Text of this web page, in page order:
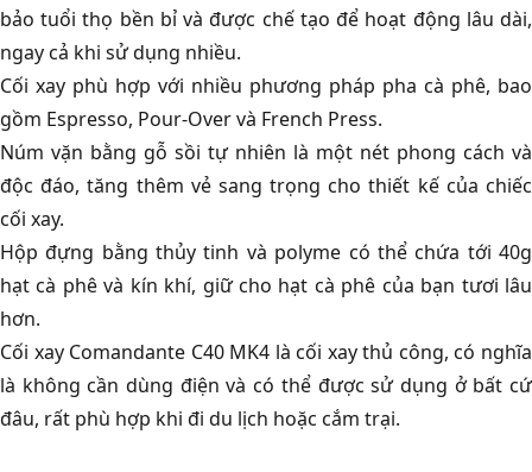
bảo tuổi thọ bền bỉ và được chế tạo để hoạt động lâu dài,
ngay cả khi sử dụng nhiều.
Cối xay phù hợp với nhiều phương pháp pha cà phê, bao
gồm Espresso, Pour-Over và French Press.
Núm vặn bằng gỗ sồi tự nhiên là một nét phong cách và
độc đáo, tăng thêm vẻ sang trọng cho thiết kế của chiếc
cối xay.
Hộp đựng bằng thủy tinh và polyme có thể chứa tới 40g
hạt cà phê và kín khí, giữ cho hạt cà phê của bạn tươi lâu
hơn.
Cối xay Comandante C40 MK4 là cối xay thủ công, có nghĩa
là không cần dùng điện và có thể được sử dụng ở bất cứ
đâu, rất phù hợp khi đi du lịch hoặc cắm trại.